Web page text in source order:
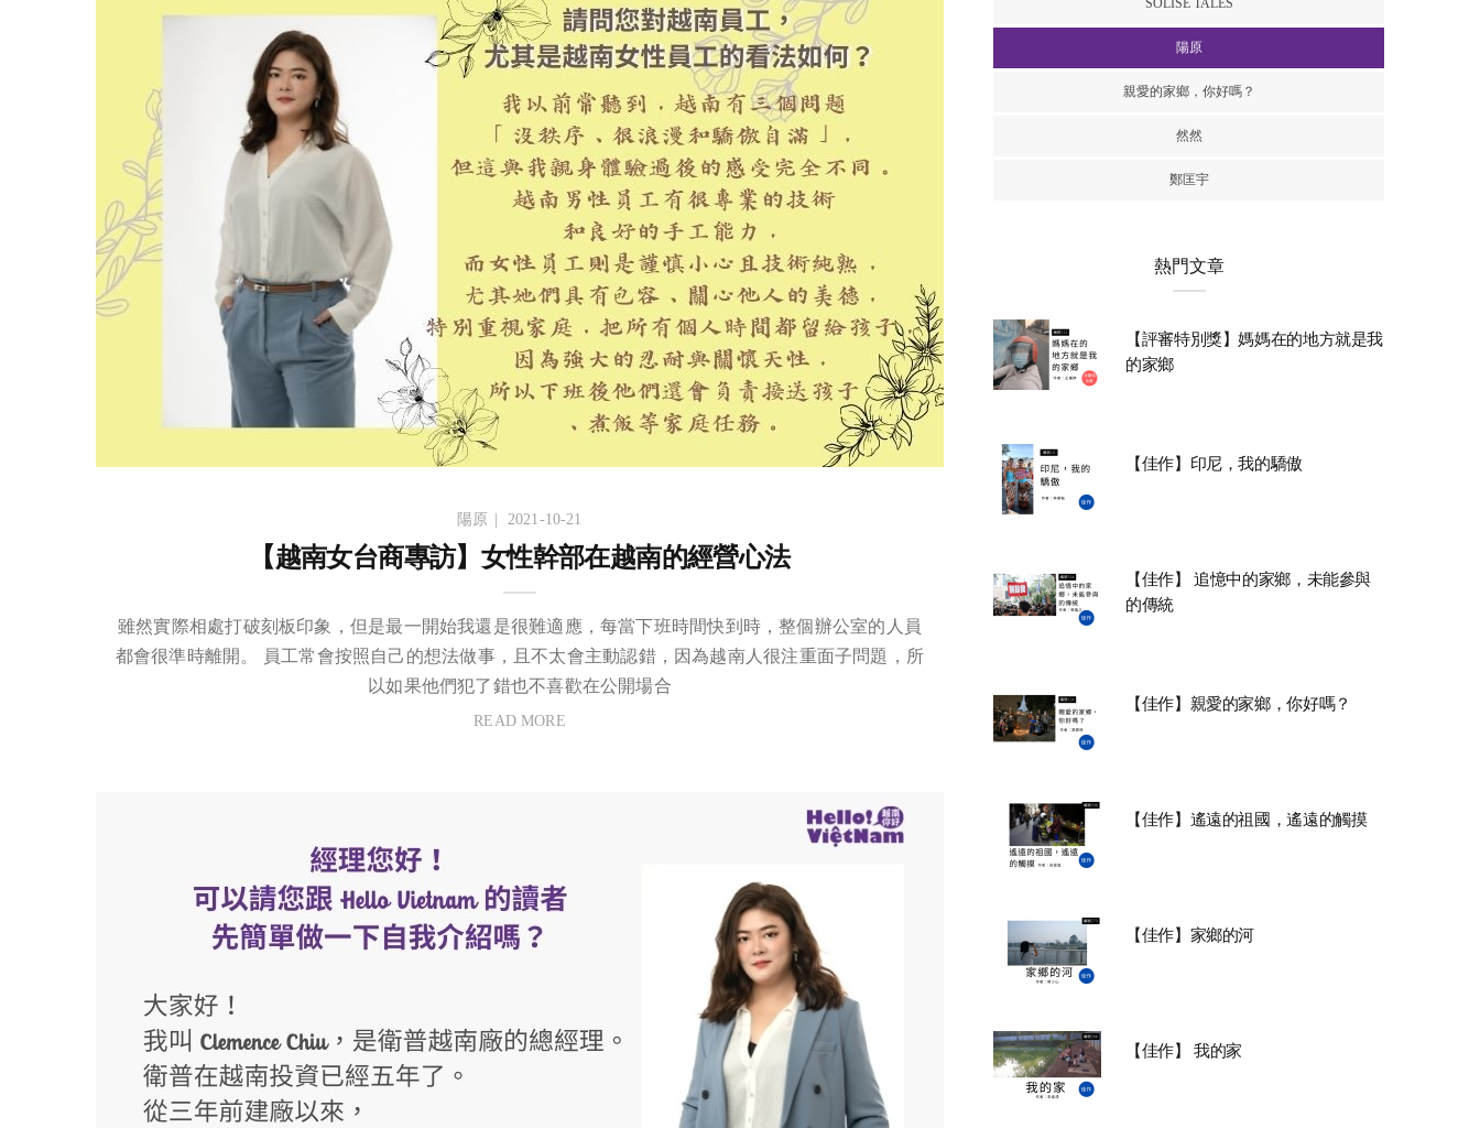
陽原 2021-10-21
【越南女台商專訪】女性幹部在越南的經營心法
雖然實際相處打破刻板印象，但是最一開始我還是很難適應，每當下班時間快到時，整個辦公室的人員
都會很準時離開。 員工常會按照自己的想法做事，且不太會主動認錯，因為越南人很注重面子問題，所
以如果他們犯了錯也不喜歡在公開場合
READ MORE
SOLISE TALES
陽原
親愛的家鄉，你好嗎？
然然
鄭匡宇
熱門文章
【評審特別獎】媽媽在的地方就是我
的家鄉
【佳作】印尼，我的驕傲
【佳作】 追憶中的家鄉，未能參與
的傳統
【佳作】親愛的家鄉，你好嗎？
【佳作】遙遠的祖國，遙遠的觸摸
【佳作】家鄉的河
【佳作】 我的家